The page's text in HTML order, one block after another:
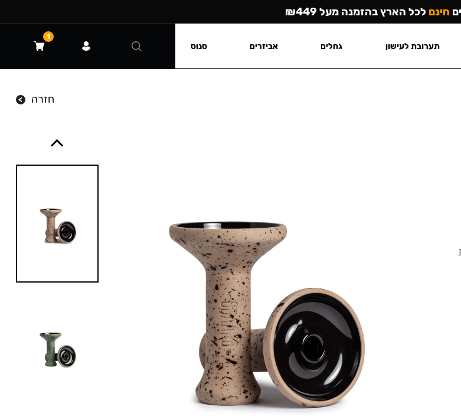
חזרה
חינם לכל הארץ בהזמנה מעל ₪449
תערובת לעישון גחלים אביזרים סנוס
1